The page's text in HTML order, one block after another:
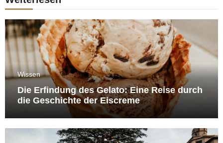
Wissen
Die Erfindung des Gelato: Eine Reise durch
die Geschichte der Eiscreme